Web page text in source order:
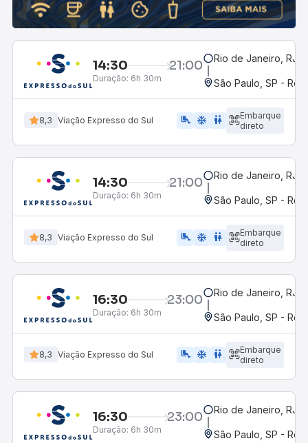
14:30 21:00
Duração: 6h 30m
Rio de Janeiro, RJ -
São Paulo, SP -
8,3 Viação Expresso do Sul airline_seat_legroom_extra ac_unit WC
Embarque
direto
14:30 21:00
Duração: 6h 30m
Rio de Janeiro, RJ -
São Paulo, SP -
8,3 Viação Expresso do Sul airline_seat_legroom_extra ac_unit wc
Embarque
direto
16:30 23:00
Duração: 6h 30m
Rio de Janeiro, RJ -
São Paulo, SP -
8,3 Viação Expresso do Sul airline_seat_legroom_extra ac_unit WC
Embarque
direto
16:30 23:00
Duração: 6h 30m
Rio de Janeiro, RJ -
São Paulo, SP -